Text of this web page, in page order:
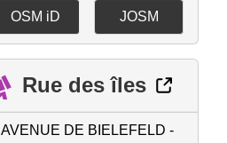
OSM iD JOSM
Rue des îles
AVENUE DE BIELEFELD -